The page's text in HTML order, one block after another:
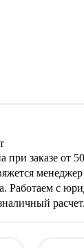
при заказе от
Работаем с
расчет.